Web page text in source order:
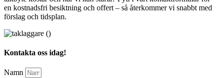
en kostnadsfri besiktning och offert – så återkommer vi snabbt med
förslag och tidsplan.
Kontakta oss idag!
Namn